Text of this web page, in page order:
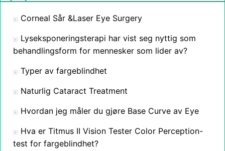
Corneal Sår &Laser Eye Surgery
Lyseksponeringsterapi har vist seg nyttig som
behandlingsform for mennesker som lider av?
Typer av fargeblindhet
Naturlig Cataract Treatment
Hvordan jeg måler du gjøre Base Curve av Eye
Hva er Titmus II Vision Tester Color Perception-
test for fargeblindhet?